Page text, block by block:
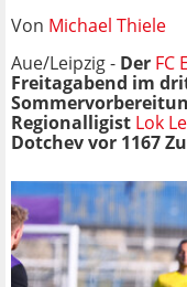
Von Michael Thiele
Aue/Leipzig - Der FC
Freitagabend im
Regionalligist Lok
Dotchev vor 1167